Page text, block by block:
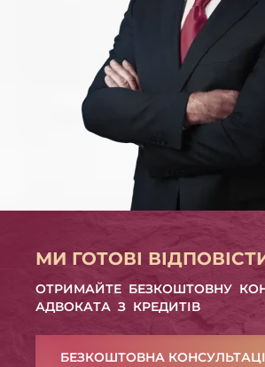
МИ ГОТОВІ
ОТРИМАЙТЕ БЕЗКОШТОВНУ
АДВОКАТА З КРЕДИТІВ
БЕЗКОШТОВНА